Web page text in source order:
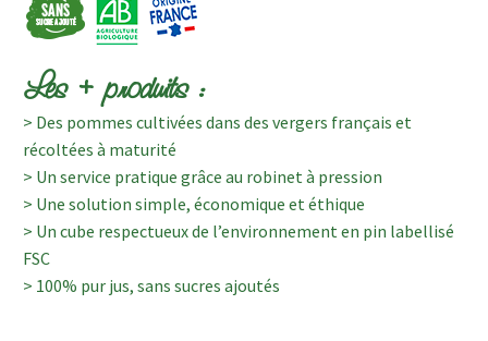
Les + produits :
> Des pommes cultivées dans des vergers français et
récoltées à maturité
> Un service pratique grâce au robinet à pression
> Une solution simple, économique et éthique
> Un cube respectueux de l’environnement en pin labellisé
FSC
> 100% pur jus, sans sucres ajoutés